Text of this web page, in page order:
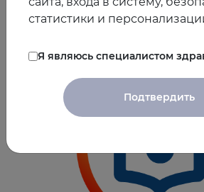
заведующий кафедрой общей и
фармакологии Российского
статистики и
Я являюсь специалистом
Подтвердить